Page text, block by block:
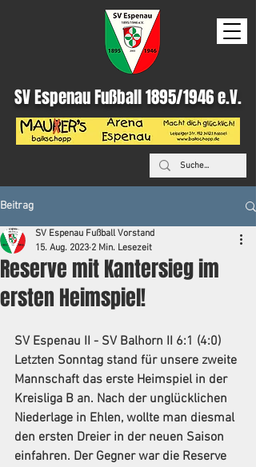
SV Espenau Fußball 1895/1946 e.V.
Beitrag
Reserve mit Kantersieg im
ersten Heimspiel!
SV Espenau Fußball Vorstand
15. Aug. 2023 2 Min. Lesezeit
SV Espenau II - SV Balhorn II 6:1 (4:0)
Letzten Sonntag stand für unsere zweite
Mannschaft das erste Heimspiel in der
Kreisliga B an. Nach der unglücklichen
Niederlage in Ehlen, wollte man diesmal
den ersten Dreier in der neuen Saison
einfahren. Der Gegner war die Reserve